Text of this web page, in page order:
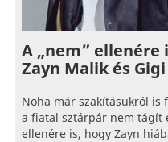
A „nem”
Zayn Malik és
Noha már szakításukról
a fiatal sztárpár nem tágít
ellenére is, hogy Zayn